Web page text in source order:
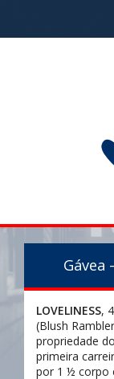
Gávea
LOVELINESS,
(Blush
propriedade do
primeira
por 1 ½ corpo